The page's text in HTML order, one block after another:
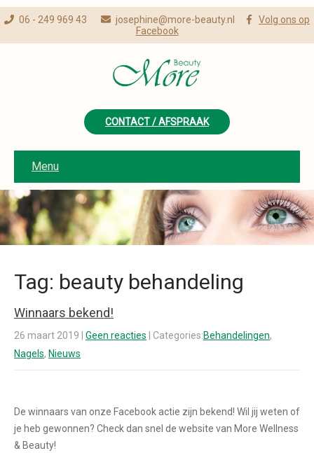
06 - 249 969 43 josephine@more-beauty.nl
Volg ons op
Facebook
CONTACT / AFSPRAAK
Menu
Tag: beauty behandeling
Winnaars bekend!
26 maart 2019 Geen reacties | Categories:Behandelingen,
Nagels, Nieuws
De winnaars van onze Facebook actie zijn bekend! Wil jij weten of
je heb gewonnen? Check dan snel de website van More Wellness
& Beauty!